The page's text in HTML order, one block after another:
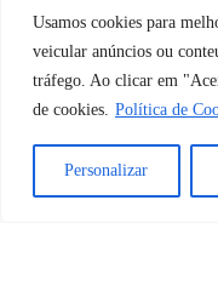
Usamos cookies para
veicular anúncios ou
tráfego. Ao clicar em
de cookies. Política de
Personalizar